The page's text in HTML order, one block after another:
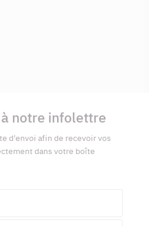
notre infolettre
d'envoi afin de recevoir vos
dans votre boîte